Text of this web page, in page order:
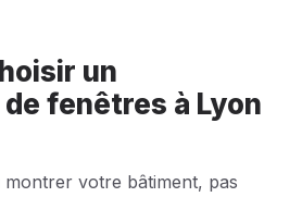
un
fenêtres à Lyon
votre bâtiment, pas